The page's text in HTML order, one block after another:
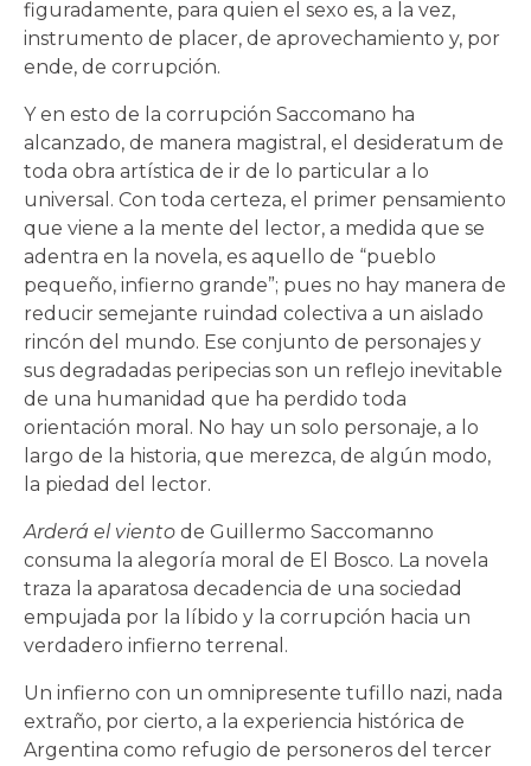
figuradamente, para quien el sexo es, a la vez,
instrumento de placer, de aprovechamiento y, por
ende, de corrupción.
Y en esto de la corrupción Saccomano ha
alcanzado, de manera magistral, el desideratum de
toda obra artística de ir de lo particular a lo
universal. Con toda certeza, el primer pensamiento
que viene a la mente del lector, a medida que se
adentra en la novela, es aquello de “pueblo
pequeño, infierno grande”; pues no hay manera de
reducir semejante ruindad colectiva a un aislado
rincón del mundo. Ese conjunto de personajes y
sus degradadas peripecias son un reflejo inevitable
de una humanidad que ha perdido toda
orientación moral. No hay un solo personaje, a lo
largo de la historia, que merezca, de algún modo,
la piedad del lector.
Arderá el viento de Guillermo Saccomanno
consuma la alegoría moral de El Bosco. La novela
traza la aparatosa decadencia de una sociedad
empujada por la líbido y la corrupción hacia un
verdadero infierno terrenal.
Un infierno con un omnipresente tufillo nazi, nada
extraño, por cierto, a la experiencia histórica de
Argentina como refugio de personeros del tercer